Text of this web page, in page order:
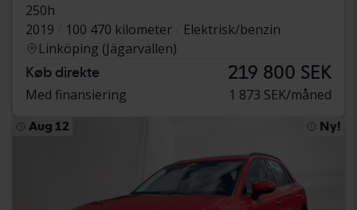
250h
2019
100 470 kilometer
Elektrisk/benzin
Linköping (Jägarvallen)
Køb direkte 219 800 SEK
Med finansiering 1 873 SEK/måned
Aug 12 Ny!